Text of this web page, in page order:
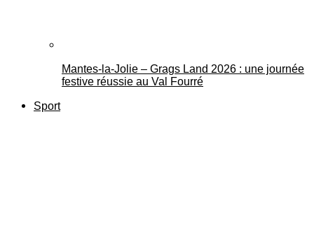
Mantes-la-Jolie – Grags Land 2026 : une journée
festive réussie au Val Fourré
Sport